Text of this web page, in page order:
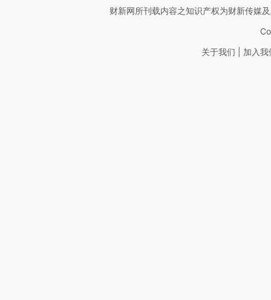
财新网所刊载内容之知识产权为财新传媒
关于我们 加入我